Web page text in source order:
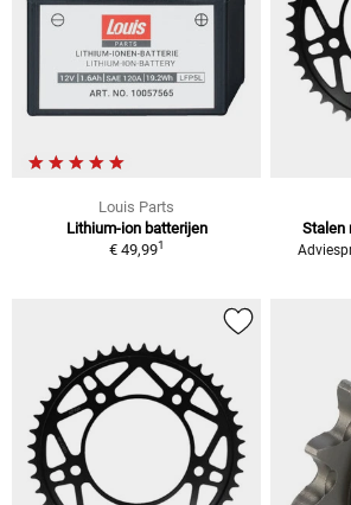
Louis Parts
Lithium-ion batterijen
€ 49,991
Stalen